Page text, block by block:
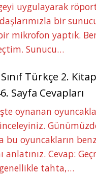
uygulayarak
bir
mikrofon yaptık.
Sunucu…
Türkçe 2.
Sayfa Cevapları
oynanan
bu oyuncakların
anlatınız. Cevap:
tahta,…